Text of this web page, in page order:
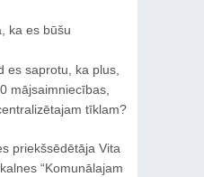
ka es būšu
es saprotu, ka plus,
mājsaimniecības,
tīklam?
priekšsēdētāja Vita
“Komunālajam